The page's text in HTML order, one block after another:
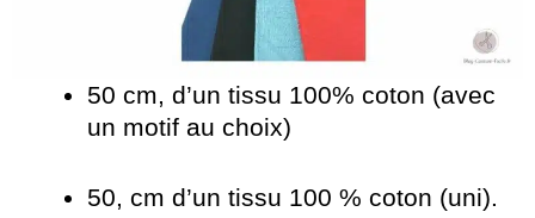
50 cm, d’un tissu 100% coton (avec
un motif au choix)
50, cm d’un tissu 100 % coton (uni).